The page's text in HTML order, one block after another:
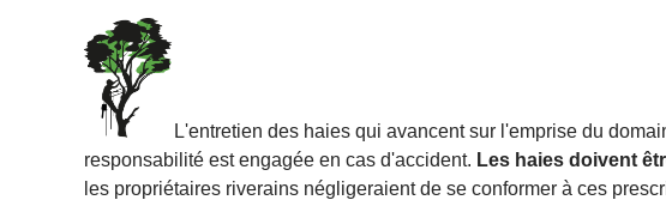
L'entretien des haies qui avancent sur l'emprise du
responsabilité est engagée en cas d'accident. Les haies doivent
les propriétaires riverains négligeraient de se conformer à ces